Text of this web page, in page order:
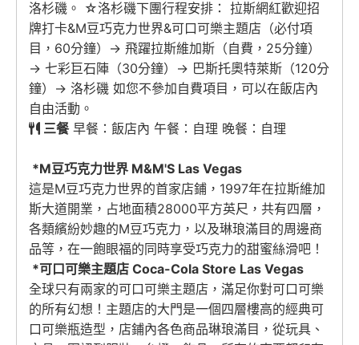
洛杉磯。 ☆洛杉磯下團行程安排： 拉斯網紅歡迎招
牌打卡&M豆巧克力世界&可口可樂主題店（必付項
目，60分鐘）→ 飛躍拉斯維加斯（自費，25分鐘）
→ 七彩巨石陣（30分鐘）→ 巴斯托奧特萊斯（120分
鐘）→ 洛杉磯 如您不參加自費項目，可以在飯店內
自由活動。
三餐早餐：飯店內 午餐：自理 晚餐：自理
*M豆巧克力世界 M&M'S Las Vegas
這是M豆巧克力世界的首家店鋪，1997年在拉斯維加
斯大道開業，占地面積28000平方英尺，共有四層，
各類繽紛妙趣的M豆巧克力，以及琳琅滿目的周邊商
品等，在一飽眼福的同時享受巧克力的甜蜜絲滑吧！
*可口可樂主題店 Coca-Cola Store Las Vegas
全球只有兩家的可口可樂主題店，滿足你對可口可樂
的所有幻想！主題店的大門是一個四層樓高的經典可
口可樂瓶造型，店鋪內各色商品琳琅滿目，從玩具、